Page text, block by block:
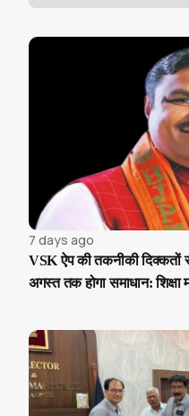
7 days ago
VSK ऐप की तकनीकी दिक्कतों
अगस्त तक होगा समाधान: शिक्षा